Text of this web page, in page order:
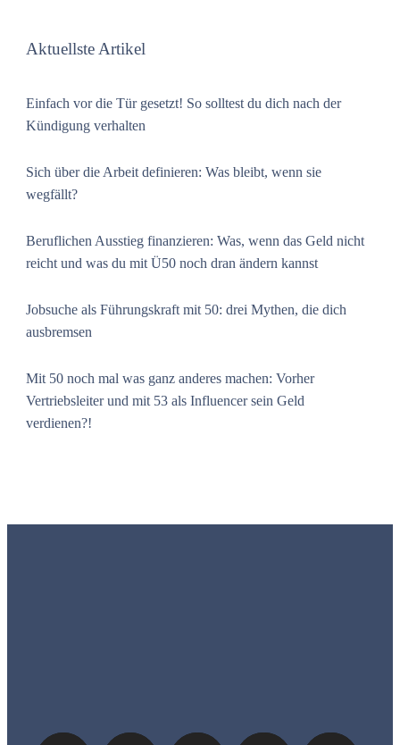
Aktuellste Artikel
Einfach vor die Tür gesetzt! So solltest du dich nach der
Kündigung verhalten
Sich über die Arbeit definieren: Was bleibt, wenn sie
wegfällt?
Beruflichen Ausstieg finanzieren: Was, wenn das Geld nicht
reicht und was du mit Ü50 noch dran ändern kannst
Jobsuche als Führungskraft mit 50: drei Mythen, die dich
ausbremsen
Mit 50 noch mal was ganz anderes machen: Vorher
Vertriebsleiter und mit 53 als Influencer sein Geld
verdienen?!